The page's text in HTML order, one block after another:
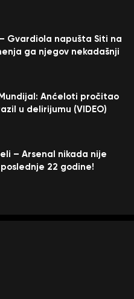
Gvardiola napušta Siti na
ga njegov nekadašnji
Anćeloti pročitao
u delirijumu (VIDEO)
– Arsenal nikada nije
22 godine!